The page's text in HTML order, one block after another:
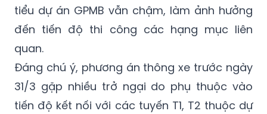
tiểu dự án GPMB vẫn chậm, làm ảnh hưởng
đến tiến độ thi công các hạng mục liên
quan.
Đáng chú ý, phương án thông xe trước ngày
31/3 gặp nhiều trở ngại do phụ thuộc vào
tiến độ kết nối với các tuyến T1, T2 thuộc dự